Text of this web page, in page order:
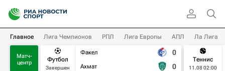
Главное Лига Чемпионов РПЛ Лига Европы АПЛ Ла Лига
Матч-
центр
Футбол
Завершен
Факел
Ахмат
0
0
Теннис
11.08 02:00